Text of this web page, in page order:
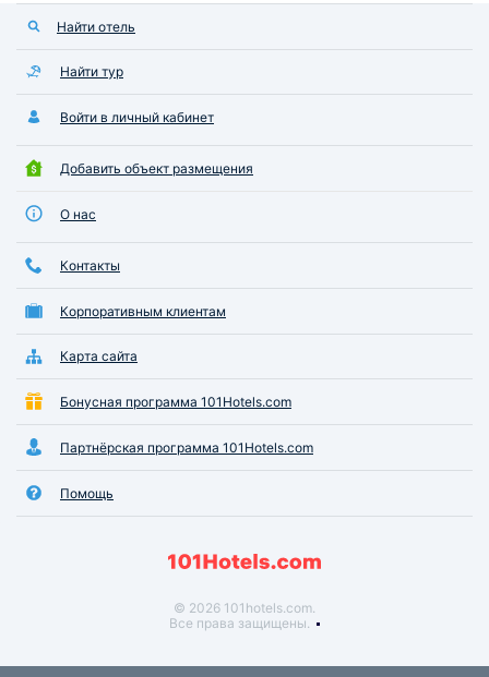
Найти отель
Найти тур
Войти в личный кабинет
Добавить объект размещения
О нас
Контакты
Корпоративным клиентам
Карта сайта
Бонусная программа 101Hotels.com
Партнёрская программа 101Hotels.com
Помощь
© 2026 101hotels.com.
Все права защищены.